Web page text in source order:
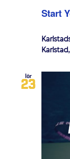
Start
lör
23